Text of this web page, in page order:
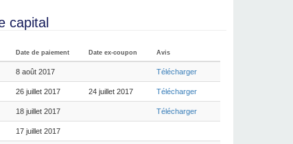
capital
Date de paiement Date ex-coupon Avis
8 août 2017 Télécharger
26 juillet 2017 24 juillet 2017 Télécharger
18 juillet 2017 Télécharger
17 juillet 2017